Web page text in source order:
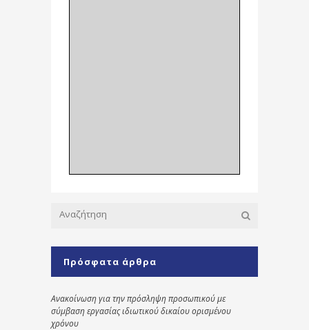
Πρόσφατα άρθρα
Ανακοίνωση για την πρόσληψη προσωπικού με
σύμβαση εργασίας ιδιωτικού δικαίου ορισμένου
χρόνου